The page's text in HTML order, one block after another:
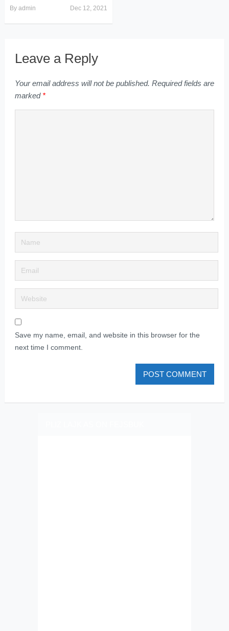
By admin Dec 12, 2021
Leave a Reply
Your email address will not be published. Required fields are
marked *
Save my name, email, and website in this browser for the
next time I comment.